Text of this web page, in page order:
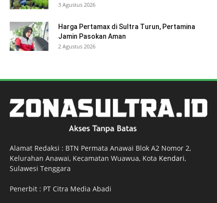
3 Agustus 2026
Harga Pertamax di Sultra Turun, Pertamina
Jamin Pasokan Aman
2 Agustus 2026
Alamat Redaksi : BTN Permata Anawai Blok A2 Nomor 2,
Kelurahan Anawai, Kecamatan Wuawua, Kota Kendari,
Sulawesi Tenggara
Penerbit : PT Citra Media Abadi